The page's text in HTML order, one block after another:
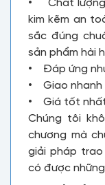
• Chất lượng
kim kẽm an
sắc đúng
sản phẩm hài
• Đáp ứng
• Giao nhanh
• Giá tốt nhất
Chúng tôi
chương mà
giải pháp trao
có được